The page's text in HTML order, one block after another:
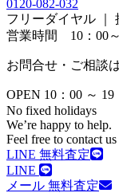
0120-082-032
フリーダイヤル ｜
営業時間 10：00
お問合せ・ご相談
OPEN 10：00 ～ 19
No fixed holidays
We’re happy to help.
Feel free to contact
LINE 無料査定
LINE
メール 無料査定